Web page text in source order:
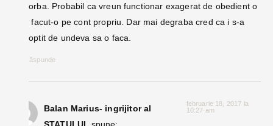
vorba. Probabil ca vreun functionar exagerat de obedient o
fi facut-o pe cont propriu. Dar mai degraba cred ca i s-a
soptit de undeva sa o faca.
Răspunde
Balan Marius- ingrijitor al
STATULUI.
spune:
februarie 18, 2017 la
10:27 am